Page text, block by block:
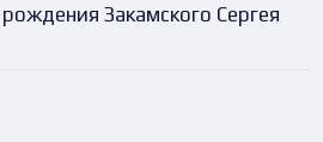
Закамского Сергея